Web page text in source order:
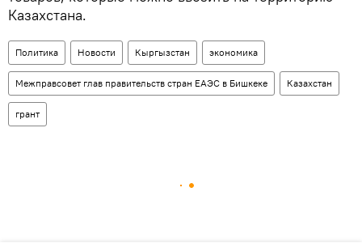
Казахстана.
Политика Новости Кыргызстан экономика
Межправсовет глав правительств стран ЕАЭС в Бишкеке Казахстан
грант